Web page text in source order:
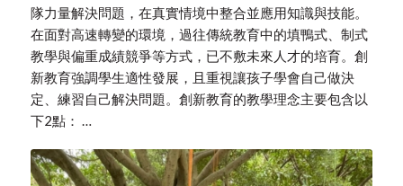
隊力量解決問題，在真實情境中整合並應用知識與技能。
在面對高速轉變的環境，過往傳統教育中的填鴨式、制式
教學與偏重成績競爭等方式，已不敷未來人才的培育。創
新教育強調學生適性發展，且重視讓孩子學會自己做決
定、練習自己解決問題。創新教育的教學理念主要包含以
下2點： …